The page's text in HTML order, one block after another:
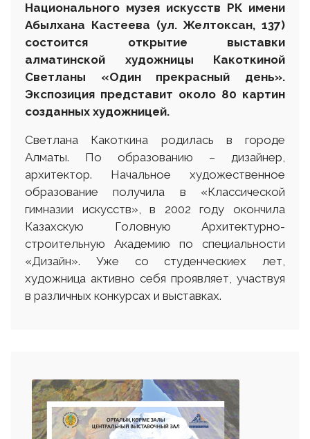
Национального музея искусств РК имени
Абылхана Кастеева (ул. Желтоксан, 137)
состоится открытие выставки
алматинской художницы Какоткиной
Светланы «Один прекрасный день».
Экспозиция представит около 80 картин
созданных художницей.
Светлана Какоткина родилась в городе
Алматы. По образованию – дизайнер,
архитектор. Начальное художественное
образование получила в «Классической
гимназии искусств», в 2002 году окончила
Казахскую Головную Архитектурно-
строительную Академию по специальности
«Дизайн». Уже со студенческиех лет,
художница активно себя проявляет, участвуя
в различных конкурсах и выставках.